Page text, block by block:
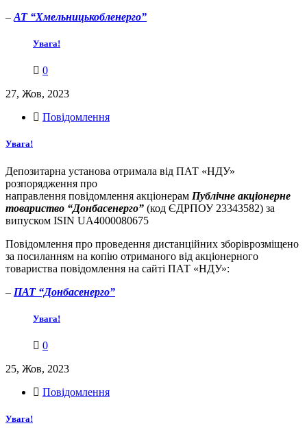
– АТ “Хмельницькобленерго”
Увага!
0
27, Жов, 2023
Повідомлення
Увага!
Депозитарна установа отримала від ПАТ «НДУ»
розпорядження про
направлення повідомлення акціонерам Публічне акціонерне
товариство “Донбасенерго” (код ЄДРПОУ 23343582) за
випуском ISIN UA4000080675
Повідомлення про проведення дистанційних зборіврозміщено
за посиланням на копію отриманого від акціонерного
товариства повідомлення на сайті ПАТ «НДУ»:
– ПАТ “Донбасенерго”
Увага!
0
25, Жов, 2023
Повідомлення
Увага!